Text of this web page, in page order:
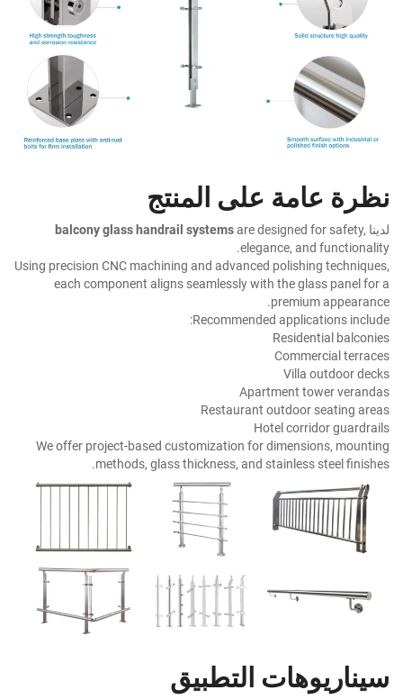
نظرة عامة على المنتج
لدينا balcony glass handrail systemsare designed for safety,
elegance, and functionality.
Using precision CNC machining and advanced polishing techniques,
each component aligns seamlessly with the glass panel for a
premium appearance.
Recommended applications include:
Residential balconies
Commercial terraces
Villa outdoor decks
Apartment tower verandas
Restaurant outdoor seating areas
Hotel corridor guardrails
We offer project-based customization for dimensions, mounting
methods, glass thickness, and stainless steel finishes.
سيناريوهات التطبيق